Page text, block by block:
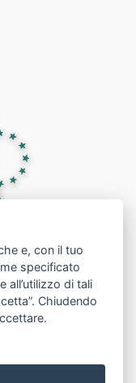
e, con il tuo
specificato
all’utilizzo di tali
Chiudendo